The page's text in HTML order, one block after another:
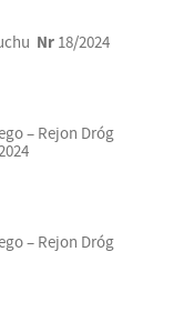
Nr 18/2024
– Rejon Dróg
– Rejon Dróg